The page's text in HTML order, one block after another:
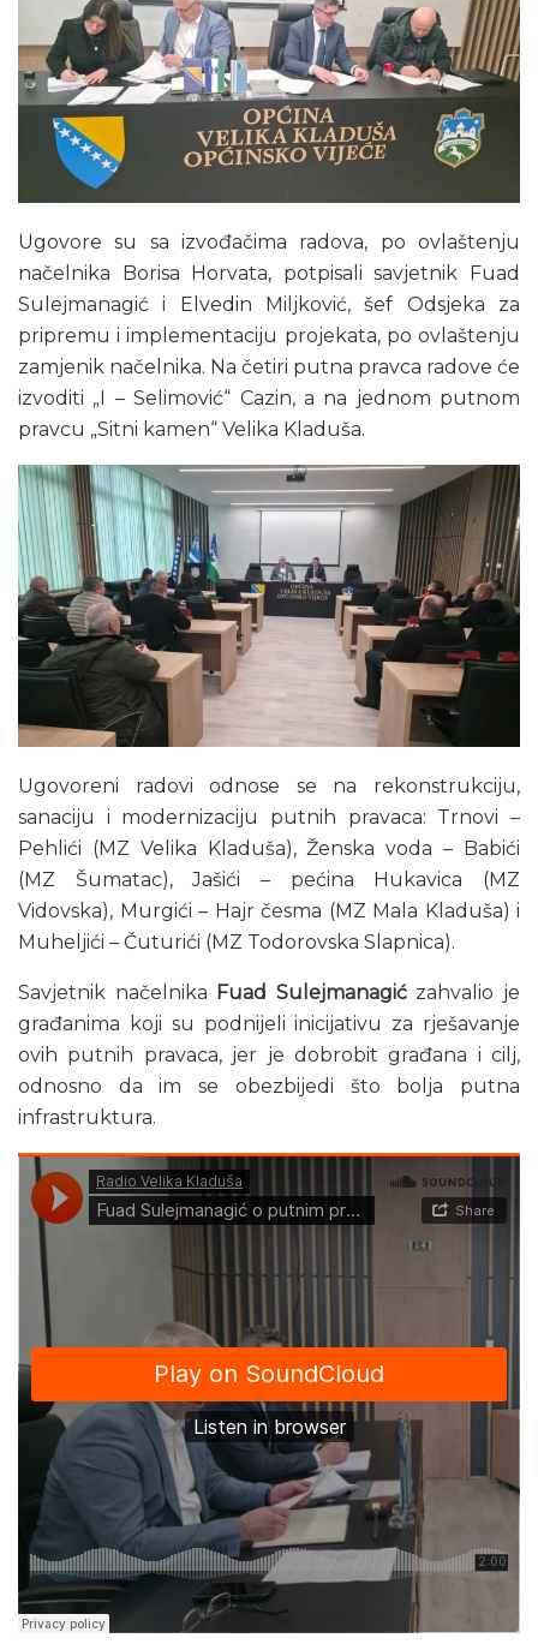
Ugovore su sa izvođačima radova, po ovlaštenju
načelnika Borisa Horvata, potpisali savjetnik Fuad
Sulejmanagić i Elvedin Miljković, šef Odsjeka za
pripremu i implementaciju projekata, po ovlaštenju
zamjenik načelnika. Na četiri putna pravca radove će
izvoditi „I – Selimović“ Cazin, a na jednom putnom
pravcu „Sitni kamen“ Velika Kladuša.
Ugovoreni radovi odnose se na rekonstrukciju,
sanaciju i modernizaciju putnih pravaca: Trnovi –
Pehlići (MZ Velika Kladuša), Ženska voda – Babići
(MZ Šumatac), Jašići – pećina Hukavica (MZ
Vidovska), Murgići – Hajr česma (MZ Mala Kladuša) i
Muheljići – Čuturići (MZ Todorovska Slapnica).
Savjetnik načelnika Fuad Sulejmanagićzahvalio je
građanima koji su podnijeli inicijativu za rješavanje
ovih putnih pravaca, jer je dobrobit građana i cilj,
odnosno da im se obezbijedi što bolja putna
infrastruktura.